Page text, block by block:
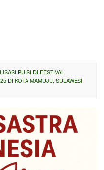
PUISI DI FESTIVAL
DI KOTA MAMUJU, SULAWESI